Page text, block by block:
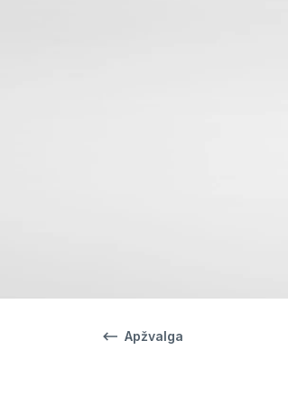
Apžvalga